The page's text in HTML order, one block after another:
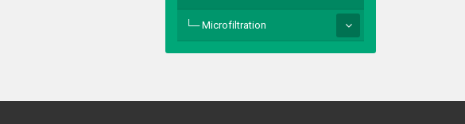
Microfiltration